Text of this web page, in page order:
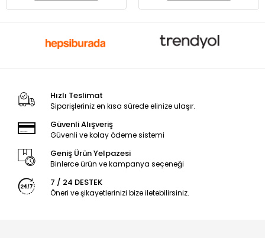
Hızlı Teslimat
Siparişleriniz en kısa sürede elinize ulaşır.
Güvenli Alışveriş
Güvenli ve kolay ödeme sistemi
Geniş Ürün Yelpazesi
Binlerce ürün ve kampanya seçeneği
7 / 24 DESTEK
Öneri ve şikayetlerinizi bize iletebilirsiniz.